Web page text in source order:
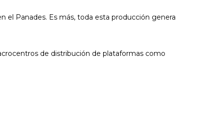
el Panades. Es más, toda esta producción genera
de distribución de plataformas como